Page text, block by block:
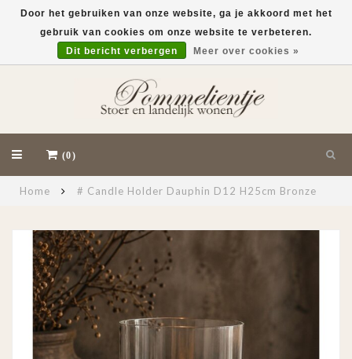
(0)
Home # Candle Holder Dauphin D12 H25cm Bronze
Door het gebruiken van onze website, ga je akkoord met het
gebruik van cookies om onze website te verbeteren.
Dit bericht verbergen
Meer over cookies »